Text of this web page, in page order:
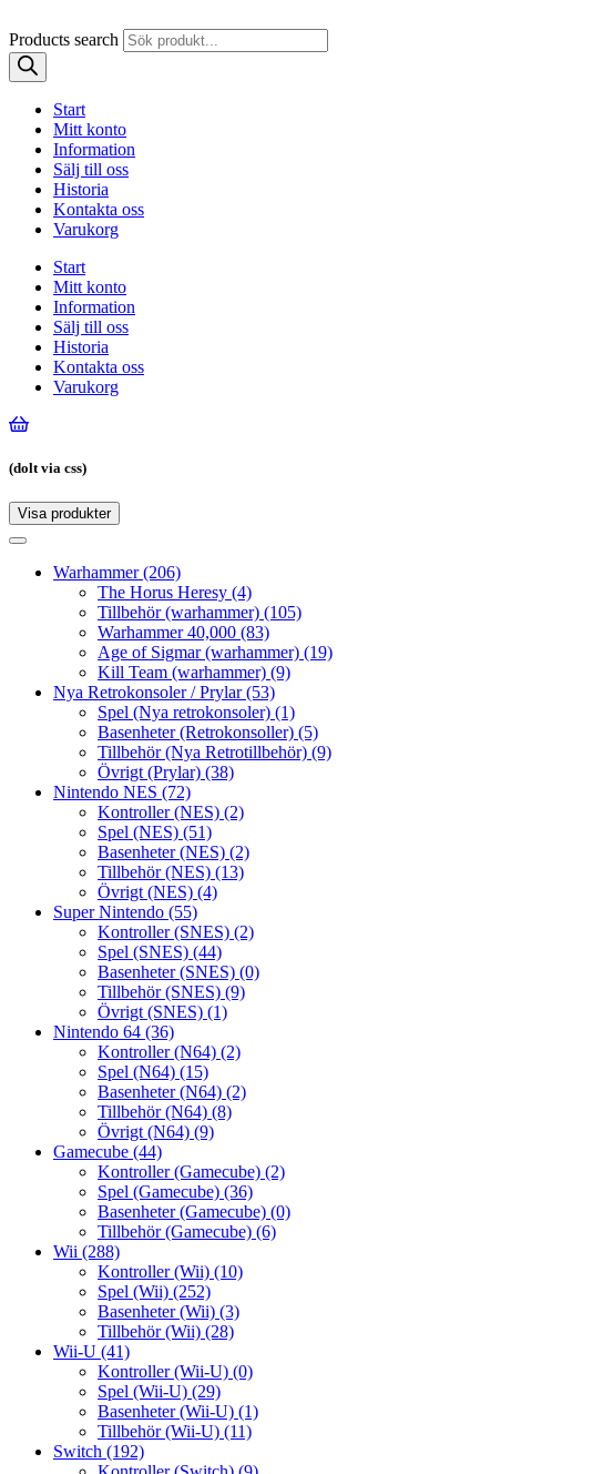
Products search
Start
Mitt konto
Information
Sälj till oss
Historia
Kontakta oss
Varukorg
Start
Mitt konto
Information
Sälj till oss
Historia
Kontakta oss
Varukorg
(dolt via css)
Visa produkter
Toggle
Toggle
navigationWarhammer(206)
The Horus Heresy (4)
Tillbehör (warhammer) (105)
Warhammer 40,000 (83)
Age of Sigmar (warhammer) (19)
Kill Team (warhammer) (9)
Nya Retrokonsoler / Prylar(53)
Spel (Nya retrokonsoler) (1)
Basenheter (Retrokonsoller) (5)
Tillbehör (Nya Retrotillbehör) (9)
Övrigt (Prylar) (38)
Nintendo NES (72)
Kontroller (NES) (2)
Spel (NES) (51)
Basenheter (NES) (2)
Tillbehör (NES) (13)
Övrigt (NES) (4)
Super Nintendo (55)
Kontroller (SNES) (2)
Spel (SNES) (44)
Basenheter (SNES) (0)
Tillbehör (SNES) (9)
Övrigt (SNES) (1)
Nintendo 64 (36)
Kontroller (N64) (2)
Spel (N64) (15)
Basenheter (N64) (2)
Tillbehör (N64) (8)
Övrigt (N64) (9)
Gamecube (44)
Kontroller (Gamecube) (2)
Spel (Gamecube) (36)
Basenheter (Gamecube) (0)
Tillbehör (Gamecube) (6)
Wii (288)
Kontroller (Wii) (10)
Spel (Wii) (252)
Basenheter (Wii) (3)
Tillbehör (Wii) (28)
Wii-U (41)
Kontroller (Wii-U) (0)
Spel (Wii-U) (29)
Basenheter (Wii-U) (1)
Tillbehör (Wii-U) (11)
Switch (192)